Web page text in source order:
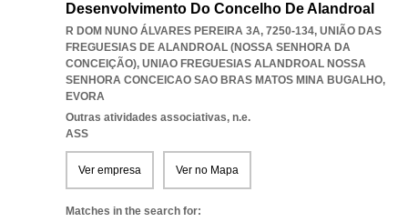
Desenvolvimento Do Concelho De Alandroal
R DOM NUNO ÁLVARES PEREIRA 3A, 7250-134, UNIÃO DAS
FREGUESIAS DE ALANDROAL (NOSSA SENHORA DA
CONCEIÇÃO), UNIAO FREGUESIAS ALANDROAL NOSSA
SENHORA CONCEICAO SAO BRAS MATOS MINA BUGALHO,
EVORA
Outras atividades associativas, n.e.
ASS
Ver empresa Ver no Mapa
Matches in the search for: